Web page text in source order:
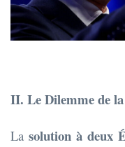
II. Le Dilemme de
Lasolution à deux